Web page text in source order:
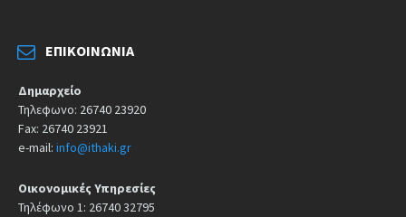
ΕΠΙΚΟΙΝΩΝΊΑ
Δημαρχείο
Τηλεφωνο: 26740 23920
Fax: 26740 23921
e-mail: info@ithaki.gr
Οικονομικές Υπηρεσίες
Τηλέφωνο 1: 26740 32795